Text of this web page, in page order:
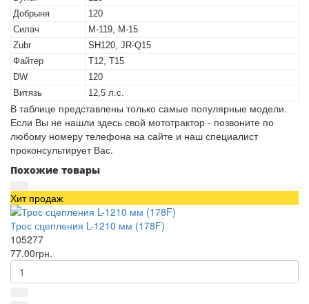
Добрыня
120
Силач
М-119, М-15
Zubr
SH120, JR-Q15
Файтер
Т12, Т15
DW
120
Витязь
12,5 л.с.
В таблице представлены только самые популярные модели.
Если Вы не нашли здесь свой мототрактор - позвоните по
любому номеру телефона на сайте и наш специалист
проконсультирует Вас.
Похожие товары
Хит продаж
Трос сцепления L-1210 мм (178F)
105277
77.00грн.